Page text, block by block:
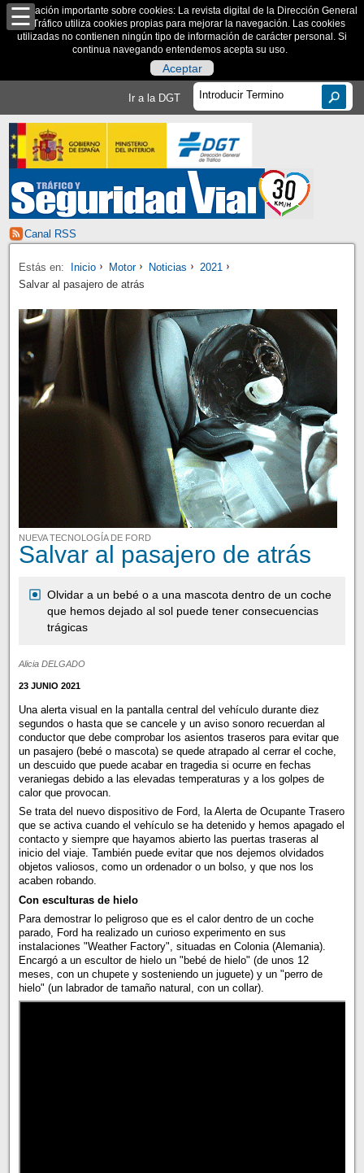
Información importante sobre cookies: La revista digital de la Dirección General
de Tráfico utiliza cookies propias para mejorar la navegación. Las cookies
utilizadas no contienen ningún tipo de información de carácter personal. Si
continua navegando entendemos acepta su uso.
Aceptar
Ir a la DGT
Canal RSS
Estás en: Inicio Motor Noticias
2021
Salvar al pasajero de atrás
NUEVA TECNOLOGÍA DE FORD
Salvar al pasajero de atrás
Olvidar a un bebé o a una mascota dentro de un coche
que hemos dejado al sol puede tener consecuencias
trágicas
Alicia DELGADO
23 JUNIO 2021
Una alerta visual en la pantalla central del vehículo durante diez
segundos o hasta que se cancele y un aviso sonoro recuerdan al
conductor que debe comprobar los asientos traseros para evitar que
un pasajero (bebé o mascota) se quede atrapado al cerrar el coche,
un descuido que puede acabar en tragedia si ocurre en fechas
veraniegas debido a las elevadas temperaturas y a los golpes de
calor que provocan.
Se trata del nuevo dispositivo de Ford, la Alerta de Ocupante Trasero
que se activa cuando el vehículo se ha detenido y hemos apagado el
contacto y siempre que hayamos abierto las puertas traseras al
inicio del viaje. También puede evitar que nos dejemos olvidados
objetos valiosos, como un ordenador o un bolso, y que nos los
acaben robando.
Con esculturas de hielo
Para demostrar lo peligroso que es el calor dentro de un coche
parado, Ford ha realizado un curioso experimento en sus
instalaciones "Weather Factory", situadas en Colonia (Alemania).
Encargó a un escultor de hielo un "bebé de hielo" (de unos 12
meses, con un chupete y sosteniendo un juguete) y un "perro de
hielo" (un labrador de tamaño natural, con un collar).